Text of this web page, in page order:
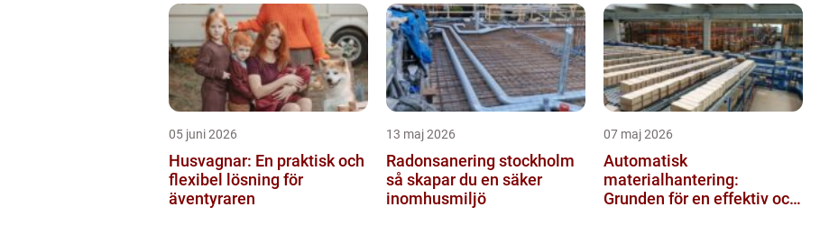
05 juni 2026
Husvagnar: En praktisk och
flexibel lösning för
äventyraren
13 maj 2026
Radonsanering stockholm
så skapar du en säker
inomhusmiljö
07 maj 2026
Automatisk
materialhantering:
Grunden för en effektiv och